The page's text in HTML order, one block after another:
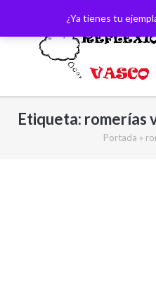
¿Ya tienes tu
contenido
Etiqueta: romerías
Portada »